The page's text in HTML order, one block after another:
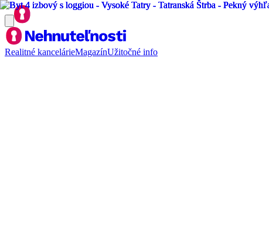
Realitné kancelárieMagazínUžitočné info